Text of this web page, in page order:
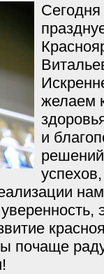
желаем
и
почаще